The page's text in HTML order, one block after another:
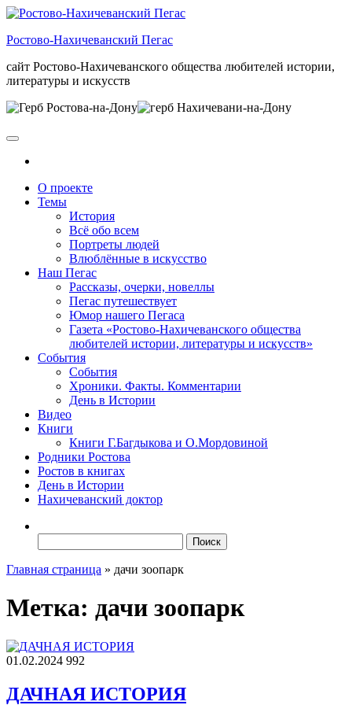
Skip
the
Ростово-Нахичеванский Пегас
сайт Ростово-Нахичеванского общества любителей истории,
литературы и искусств
О проекте
Темы
История
Всё обо всем
Портреты людей
Влюблённые в искусство
Наш Пегас
Рассказы, очерки, новеллы
Пегас путешествует
Юмор нашего Пегаса
Газета «Ростово-Нахичеванского общества
любителей истории, литературы и искусств»
События
События
Хроники. Факты. Комментарии
День в Истории
Видео
Книги
Книги Г.Багдыкова и О.Мордовиной
Родники Ростова
Ростов в книгах
День в Истории
Нахичеванский доктор
Главная страница » дачи зоопарк
Метка: дачи зоопарк
01.02.2024 992
ДАЧНАЯ ИСТОРИЯ